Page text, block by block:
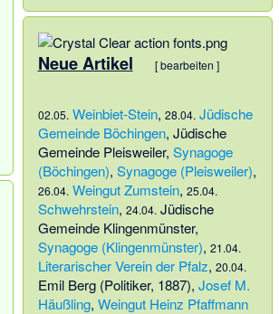
Neue Artikel [bearbeiten ]
02.05. Weinbiet-Stein, 28.04. Jüdische
Gemeinde Böchingen, Jüdische
Gemeinde Pleisweiler, Synagoge
(Böchingen), Synagoge (Pleisweiler),
26.04. Weingut Zumstein, 25.04.
Schwehrstein, 24.04. Jüdische
Gemeinde Klingenmünster,
Synagoge (Klingenmünster), 21.04.
Literarischer Verein der Pfalz, 20.04.
Emil Berg (Politiker, 1887), Josef M.
Häußling, Weingut Heinz Pfaffmann